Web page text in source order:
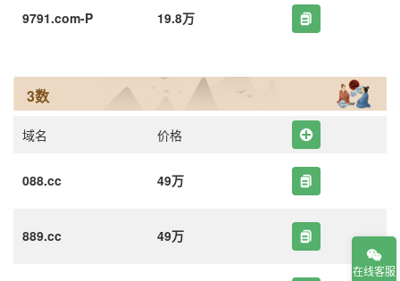
9791.com-P 19.8万
3数
域名 价格
088.cc 49万
889.cc 49万
在线客服